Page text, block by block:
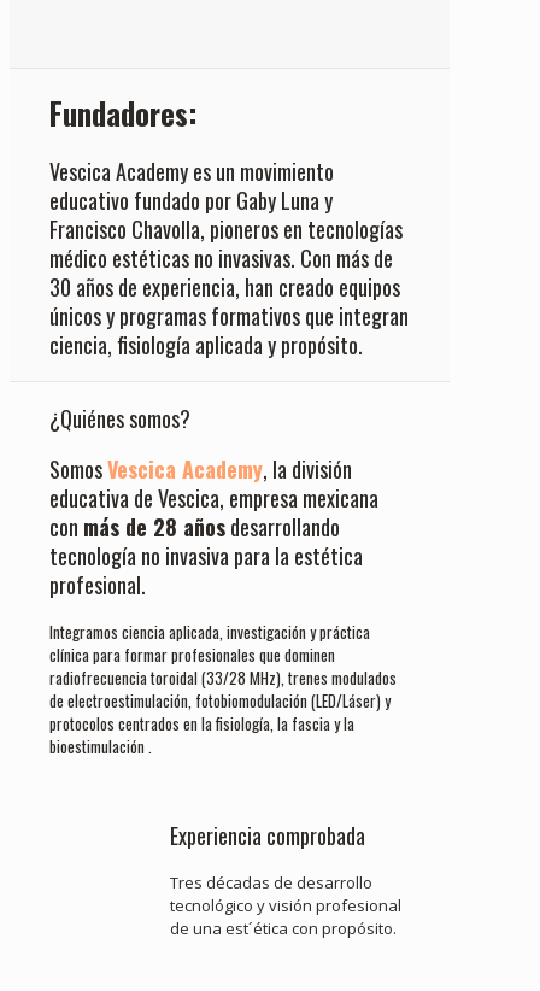
Fundadores:
Vescica Academy es un movimiento
educativo fundado por Gaby Luna y
Francisco Chavolla, pioneros en tecnologías
médico estéticas no invasivas. Con más de
30 años de experiencia, han creado equipos
únicos y programas formativos que integran
ciencia, fisiología aplicada y propósito.
¿Quiénes somos?
SomosVescica Academy, la división
educativa de Vescica, empresa mexicana
con más de 28 añosdesarrollando
tecnología no invasiva para la estética
profesional.
Integramos ciencia aplicada, investigación y práctica
clínica para formar profesionales que dominen
radiofrecuencia toroidal (33/28 MHz), trenes modulados
de electroestimulación, fotobiomodulación (LED/Láser) y
protocolos centrados en la fisiología, la fascia y la
bioestimulación .
Experiencia comprobada
Tres décadas de desarrollo
tecnológico y visión profesional
de una est´ética con propósito.